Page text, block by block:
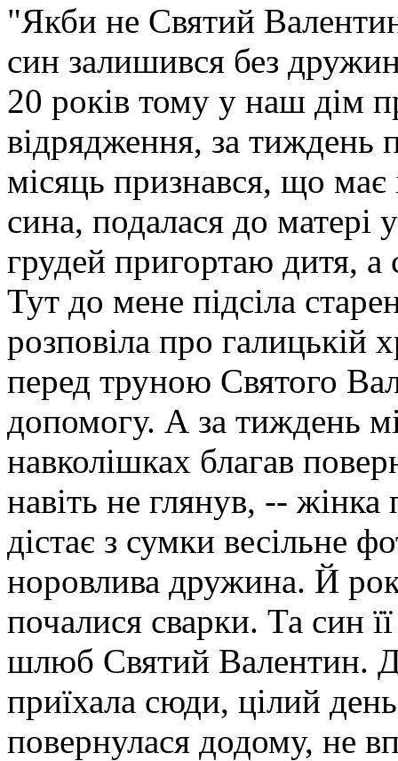
"Якби не Святий
син залишився без
20 років тому у наш дім
відрядження, за тиждень
місяць признався, що
сина, подалася до матері
грудей пригортаю дитя, а
Тут до мене підсіла
розповіла про галицькій
перед труною Святого
допомогу. А за тиждень
навколішках благав
навіть не глянув, -- жінка
дістає з сумки весільне
норовлива дружина. Й
почалися сварки. Та син
шлюб Святий Валентин.
приїхала сюди, цілий
повернулася додому, не